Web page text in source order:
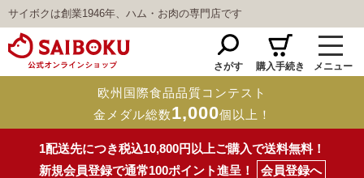
サイボクは創業1946年、ハム・お肉の専門店です
さがす 購入手続き メニュー
欧州国際食品品質コンテスト
金メダル総数1,000個以上！
1配送先につき税込10,800円以上ご購入で送料無料！
新規会員登録で通常100ポイント進呈！
会員登録へ